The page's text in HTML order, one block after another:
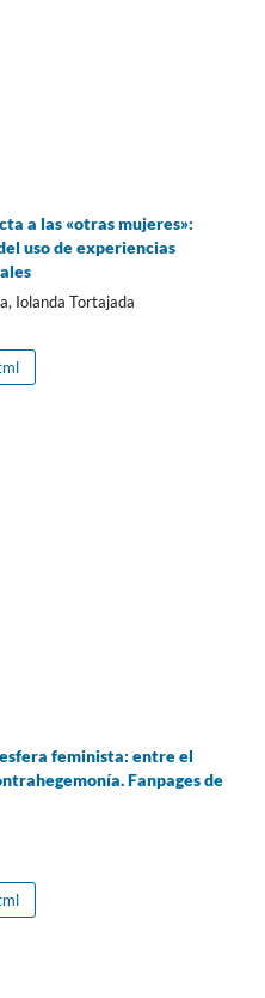
a las «otras mujeres»:
uso de experiencias
Iolanda Tortajada
feminista: entre el
Fanpages de